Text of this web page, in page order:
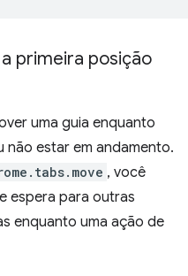
primeira posição
uma guia enquanto
estar em andamento.
, você
espera para outras
enquanto uma ação de